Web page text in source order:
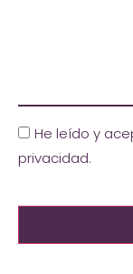
He leído y
privacidad.